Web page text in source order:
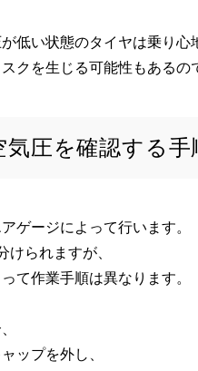
低い状態のタイヤは乗り心
クを生じる可能性もあるの
気圧を確認する手
ゲージによって行います。
けられますが、
て作業手順は異なります。
ップを外し、